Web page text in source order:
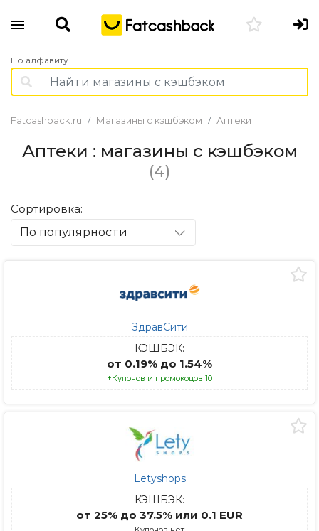
По алфавиту
Fatcashback.ru Магазины с кэшбэком Аптеки
Аптеки : магазины с кэшбэком
(4)
Сортировка:
По популярности
ЗдравСити
КЭШБЭК:
от 0.19% до 1.54%
+Купонов и промокодов 10
Letyshops
КЭШБЭК:
от 25% до 37.5% или 0.1 EUR